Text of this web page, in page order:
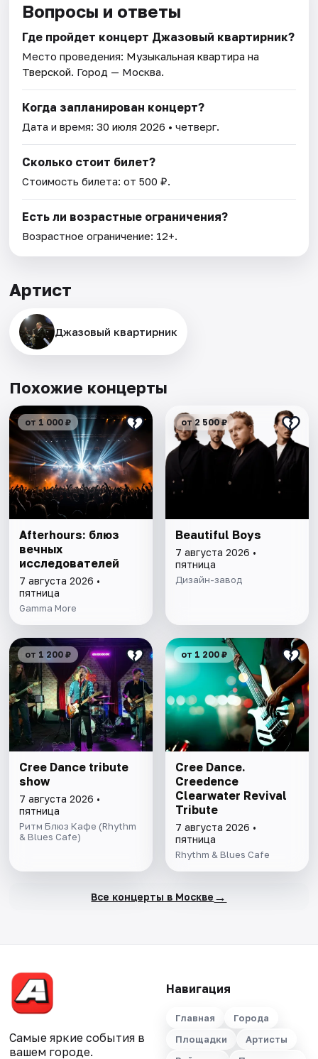
Вопросы и ответы
Где пройдет концерт Джазовый квартирник?
Место проведения: Музыкальная квартира на
Тверской. Город — Москва.
Когда запланирован концерт?
Дата и время:30 июля 2026 • четверг.
Сколько стоит билет?
Стоимость билета: от 500 ₽.
Есть ли возрастные ограничения?
Возрастное ограничение: 12+.
Артист
Джазовый квартирник
Похожие концерты
от 1 000 ₽
Afterhours: блюз
вечных
исследователей
7 августа 2026 •
пятница
Gamma More
от 2 500 ₽
Beautiful Boys
7 августа 2026 •
пятница
Дизайн-завод
от 1 200 ₽
Cree Dance tribute
show
7 августа 2026 •
пятница
Ритм Блюз Кафе (Rhythm
& Blues Cafe)
от 1 200 ₽
Cree Dance.
Creedence
Clearwater Revival
Tribute
7 августа 2026 •
пятница
Rhythm & Blues Cafe
Все концерты в Москве →
Самые яркие события в
вашем городе.
Навигация
Главная
Города
Площадки
Артисты